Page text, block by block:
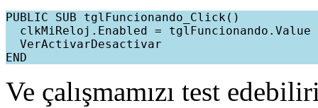
PUBLIC SUB tglFuncionando_Click()
  clkMiReloj.Enabled = tglFuncionando.Value
  VerActivarDesactivar
Ve çalışmamızı test